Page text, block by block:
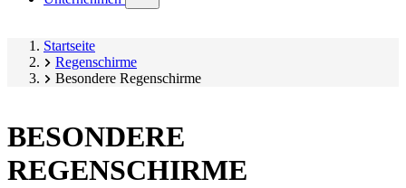
submenu)
Startseite
Regenschirme
Besondere Regenschirme
BESONDERE
REGENSCHIRME